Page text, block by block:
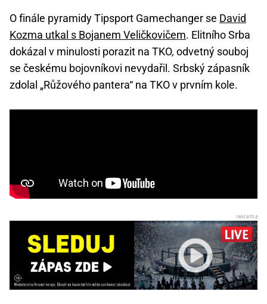
O finále pyramidy Tipsport Gamechanger se David
Kozma utkal s Bojanem Veličkovičem. Elitního Srba
dokázal v minulosti porazit na TKO, odvetný souboj
se českému bojovníkovi nevydařil. Srbský zápasník
zdolal „Růžového pantera“ na TKO v prvním kole.